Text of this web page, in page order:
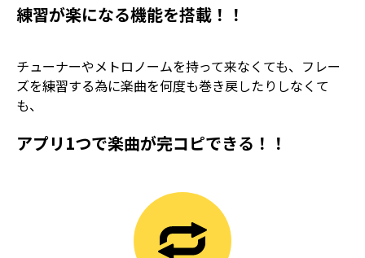
練習が楽になる機能を搭載！！
チューナーやメトロノームを持って来なくても、フレー
ズを練習する為に楽曲を何度も巻き戻したりしなくて
も、
アプリ1つで楽曲が完コピできる！！